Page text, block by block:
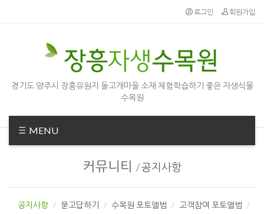
로그인 회원가입
경기도 양주시 장흥유원지 돌고개마을 소재 체험학습하기 좋은 자생식물
수목원
MENU
커뮤니티 /공지사항
공지사항 묻고답하기 수목원 포토앨범
고객참여 포토앨범